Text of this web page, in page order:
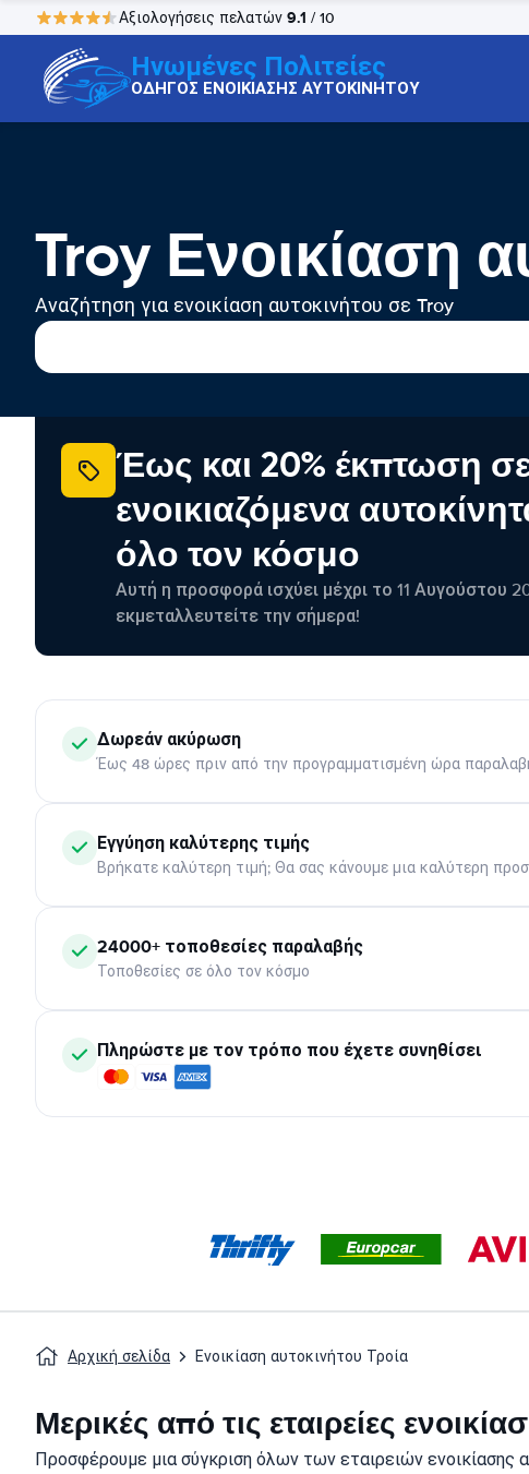
Αξιολογήσεις πελατών 9.1 / 10
Ηνωμένες Πολιτείες
ΟΔΗΓΟΣ ΕΝΟΙΚΙΑΣΗΣ ΑΥΤΟΚΙΝΗΤΟΥ
Troy Ενοικίαση
Αναζήτηση για ενοικίαση αυτοκινήτου σε Troy
Έως και 20% έκπτωση
ενοικιαζόμενα
όλο τον κόσμο
Αυτή η προσφορά ισχύει μέχρι το 11 Αυγούστου
εκμεταλλευτείτε την σήμερα!
Δωρεάν ακύρωση
Έως 48 ώρες πριν από την προγραμματισμένη ώρα
Εγγύηση καλύτερης τιμής
Βρήκατε καλύτερη τιμή; Θα σας κάνουμε μια καλύτερη
24000+ τοποθεσίες παραλαβής
Τοποθεσίες σε όλο τον κόσμο
Πληρώστε με τον τρόπο που έχετε συνηθίσει
Αρχική σελίδα Ενοικίαση αυτοκινήτου Τροία
Μερικές από τις εταιρείες
Προσφέρουμε μια σύγκριση όλων των εταιρειών ενοικίασης